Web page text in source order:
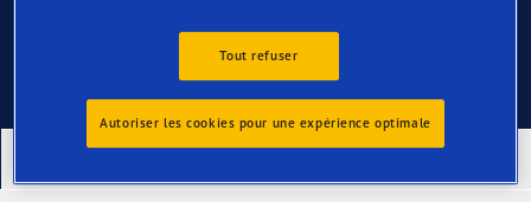
Tout refuser
Autoriser les cookies pour une expérience optimale